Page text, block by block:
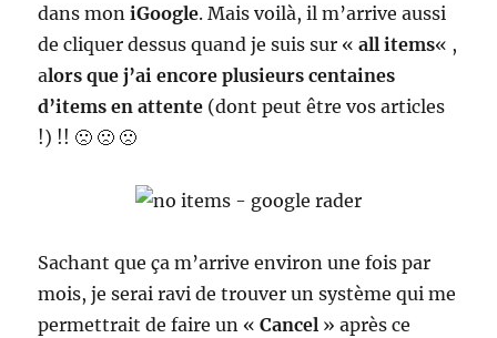
dans moniGoogle. Mais voilà, il m’arrive aussi
de cliquer dessus quand je suis sur «all items« ,
alors que j’ai encore plusieurs centaines
d’items en attente (dont peut être vos articles
!) !! 🙁 🙁 🙁
Sachant que ça m’arrive environ une fois par
mois, je serai ravi de trouver un système qui me
permettrait de faire un «Cancel » après ce